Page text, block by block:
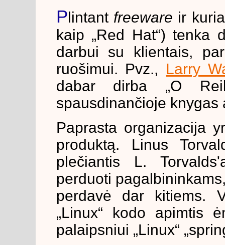
Plintant freeware ir
kaip „Red Hat“) tenka
darbui su klientais,
ruošimui. Pvz., Larry
dabar dirba „O
spausdinančioje knygas
Paprasta organizacija
produktą. Linus
plečiantis L.
perduoti
perdavė dar kitiems.
„Linux“ kodo apimtis
palaipsniui „Linux“